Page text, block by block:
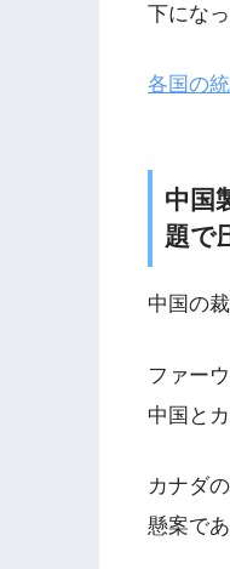
下にな
各国の
中国
題で
中国の
ファー
中国と
カナダ
懸案で